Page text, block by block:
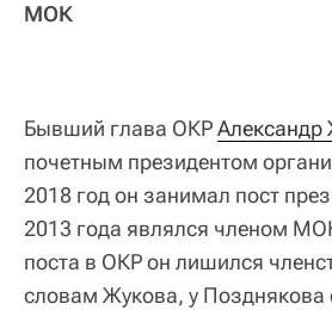
МОК
Бывший глава ОКРАлександр
почетным президентом
2018 год он занимал пост
2013 года являлся членом
поста в ОКР он лишился
словам Жукова, у Позднякова